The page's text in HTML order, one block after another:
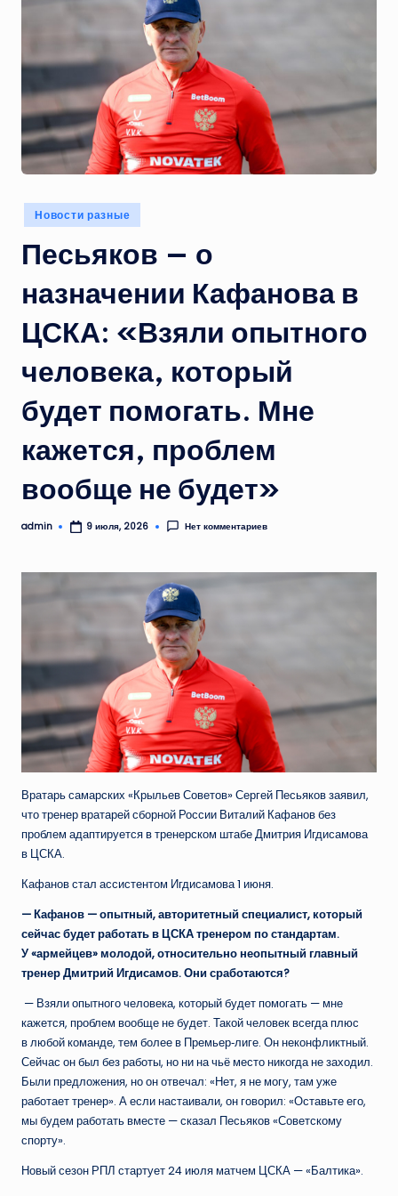
Опубликовано
в
Новости разные
Песьяков — о
назначении Кафанова в
ЦСКА: «Взяли опытного
человека, который
будет помогать. Мне
кажется, проблем
вообще не будет»
Запись
admin 9 июля, 2026 Нет комментариев
Вратарь самарских «Крыльев Советов» Сергей Песьяков заявил,
что тренер вратарей сборной России Виталий Кафанов без
проблем адаптируется в тренерском штабе Дмитрия Игдисамова
в ЦСКА.
Кафанов стал ассистентом Игдисамова 1 июня.
— Кафанов — опытный, авторитетный специалист, который
сейчас будет работать в ЦСКА тренером по стандартам.
У «армейцев» молодой, относительно неопытный главный
тренер Дмитрий Игдисамов. Они сработаются?
— Взяли опытного человека, который будет помогать — мне
кажется, проблем вообще не будет. Такой человек всегда плюс
в любой команде, тем более в Премьер‑лиге. Он неконфликтный.
Сейчас он был без работы, но ни на чьё место никогда не заходил.
Были предложения, но он отвечал: «Нет, я не могу, там уже
работает тренер». А если настаивали, он говорил: «Оставьте его,
мы будем работать вместе — сказал Песьяков «Советскому
спорту».
Новый сезон РПЛ стартует 24 июля матчем ЦСКА — «Балтика».